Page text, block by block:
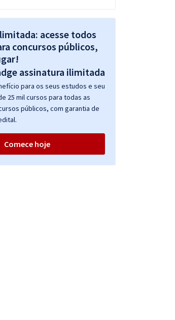
acesse todos
concursos públicos,
para os seus estudos e seu
25 mil cursos para todas as
públicos, com garantia de
Comece hoje